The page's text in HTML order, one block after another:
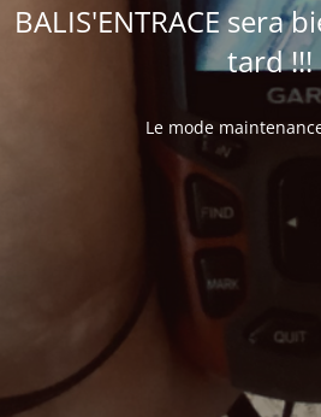
BALIS'ENTRACE sera
tard !!!
Le mode